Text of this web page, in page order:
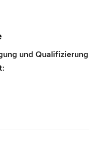
und Qualifizierung